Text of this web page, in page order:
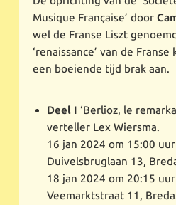
Musique Française’ door
wel de Franse Liszt
‘renaissance’ van de
een boeiende tijd brak aan.
Deel I ‘Berlioz, le
verteller Lex Wiersma.
16 jan 2024 om 15:00
Duivelsbruglaan 13,
18 jan 2024 om 20:15
Veemarktstraat 11,